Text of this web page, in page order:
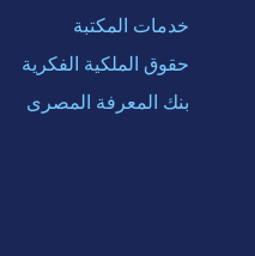
خدمات المكتبة
حقوق الملكية الفكرية
بنك المعرفة المصرى